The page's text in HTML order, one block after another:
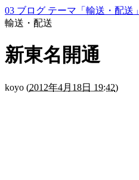
03 ブログ テーマ「輸送・配送」
輸送・配送
新東名開通
koyo (2012年4月18日 19:42)